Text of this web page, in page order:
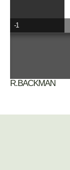
-1
R.BACKMAN